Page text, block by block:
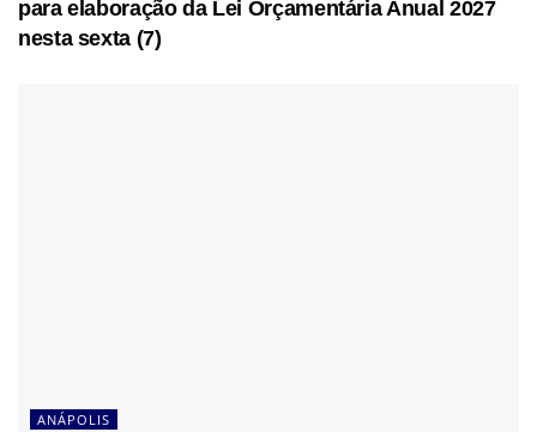
para elaboração da Lei Orçamentária Anual 2027
nesta sexta (7)
ANÁPOLIS